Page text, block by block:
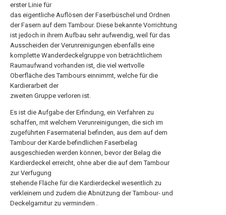
erster Linie für
das eigentliche Auflösen der Faserbüschel und Ordnen
der Fasern auf dem Tambour. Diese bekannte Vorrichtung
ist jedoch in ihrem Aufbau sehr aufwendig, weil für das
Ausscheiden der Verunreinigungen ebenfalls eine
komplette Wanderdeckelgruppe von beträchtlichem
Raumaufwand vorhanden ist, die viel wertvolle
Oberfläche des Tambours einnimmt, welche für die
Kardierarbeit der
zweiten Gruppe verloren ist.
Es ist die Aufgabe der Erfindung, ein Verfahren zu
schaffen, mit welchem Verunreinigungen, die sich im
zugeführten Fasermaterial befinden, aus dem auf dem
Tambour der Karde befindlichen Faserbelag
ausgeschieden werden können, bevor der Belag die
Kardierdeckel erreicht, ohne aber die auf dem Tambour
zur Verfugung
stehende Fläche für die Kardierdeckel wesentlich zu
verkleinern und zudem die Abnützung der Tambour- und
Deckelgarnitur zu vermindern .